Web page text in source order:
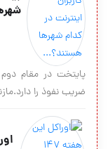
پایتخت در مقام
ضریب نفوذ را